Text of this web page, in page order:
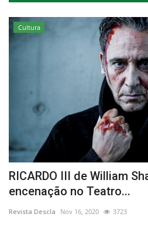
Cultura
RICARDO III de William
encenação no Teatro...
Revista Descla Nov 16, 2020 3723